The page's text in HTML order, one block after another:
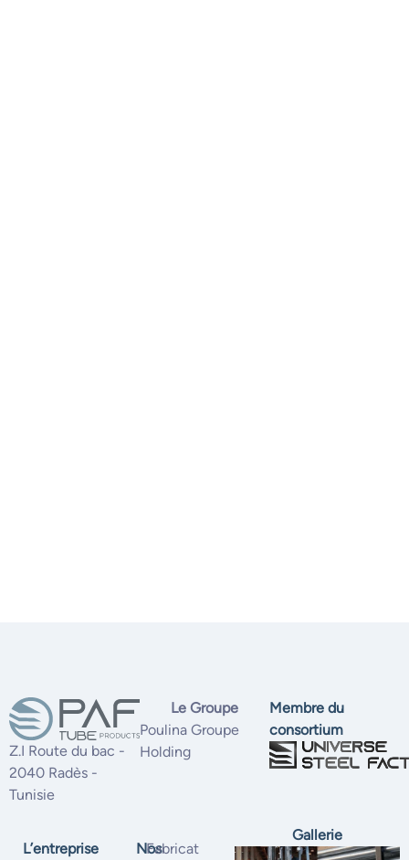
Z.I Route du bac -
2040 Radès -
Tunisie
Le Groupe
Poulina Groupe
Holding
Membre du
consortium
L’entreprise
Nos
Fabricat
Gallerie